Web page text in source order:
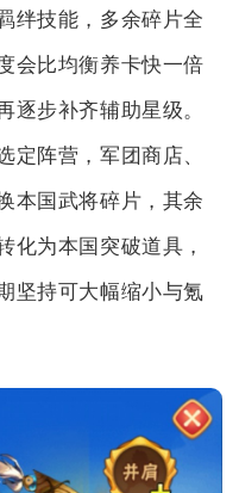
绊技能，多余碎片全
会比均衡养卡快一倍
逐步补齐辅助星级。
定阵营，军团商店、
本国武将碎片，其余
化为本国突破道具，
坚持可大幅缩小与氪